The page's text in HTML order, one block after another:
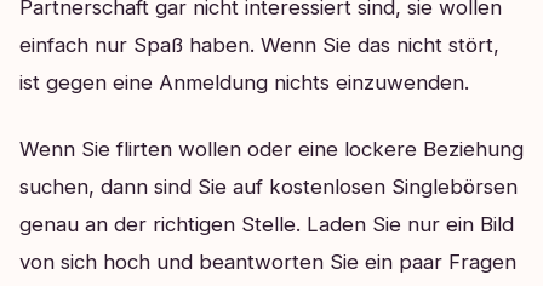
Partnerschaft gar nicht interessiert sind, sie wollen
einfach nur Spaß haben. Wenn Sie das nicht stört,
ist gegen eine Anmeldung nichts einzuwenden.
Wenn Sie flirten wollen oder eine lockere Beziehung
suchen, dann sind Sie auf kostenlosen Singlebörsen
genau an der richtigen Stelle. Laden Sie nur ein Bild
von sich hoch und beantworten Sie ein paar Fragen